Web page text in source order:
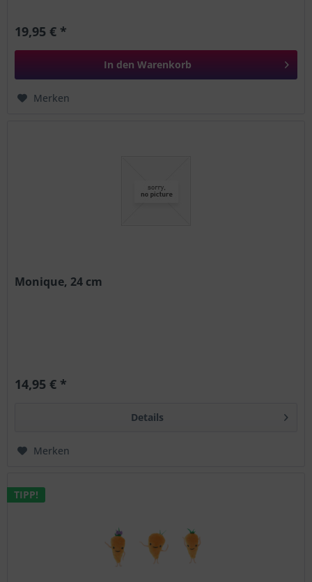
19,95 € *
In den Warenkorb
Merken
Monique, 24 cm
14,95 € *
Details
Merken
TIPP!